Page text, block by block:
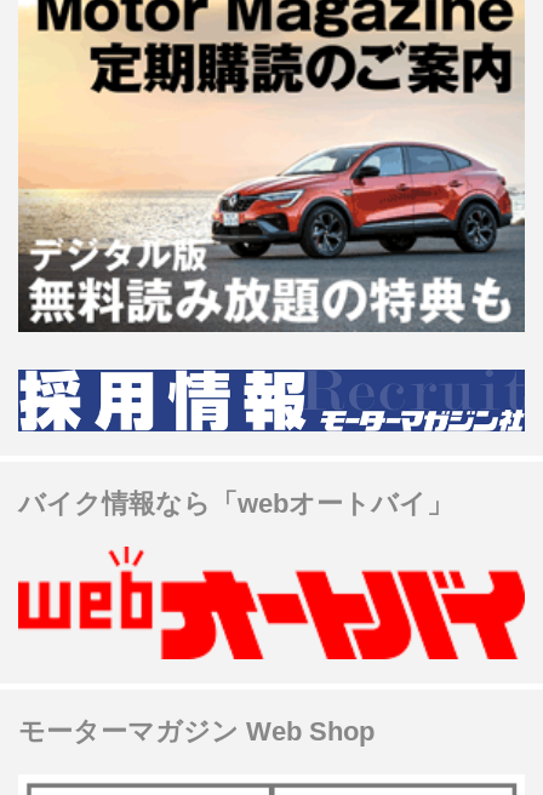
バイク情報なら「webオートバイ」
モーターマガジン Web Shop